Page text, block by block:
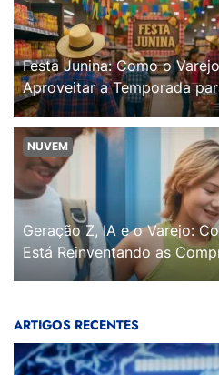
Festa Junina: Como o
Aproveitar a Temporada
NUVEM
Geração Z, IA e o Varejo:
Está Reinventando as
ARTIGOS RECENTES